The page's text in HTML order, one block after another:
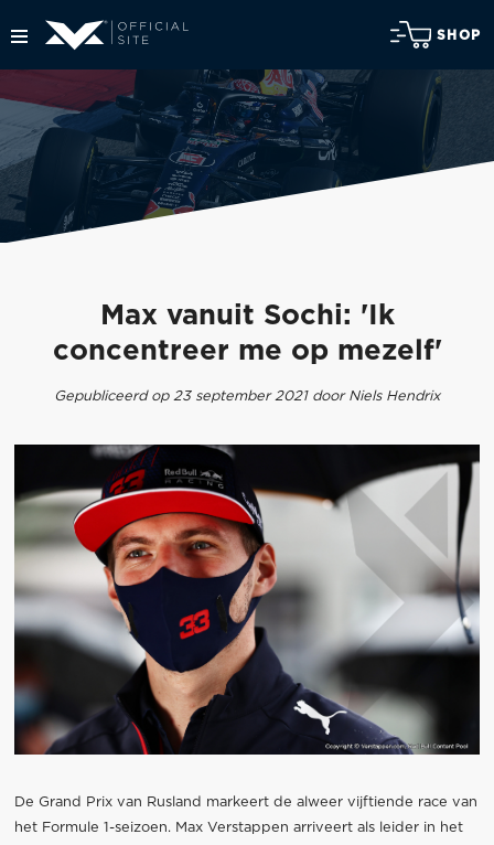
SHOP
Max vanuit Sochi: 'Ik
concentreer me op mezelf'
Gepubliceerd op 23 september 2021 door Niels Hendrix
De Grand Prix van Rusland markeert de alweer vijftiende race van
het Formule 1-seizoen. Max Verstappen arriveert als leider in het